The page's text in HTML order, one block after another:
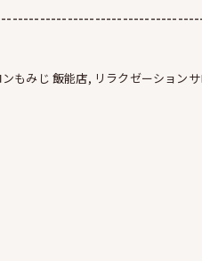
もみじ 飯能店 リラクゼーション